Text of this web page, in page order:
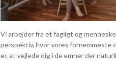
Vi arbejder fra et fagligt og
perspektiv, hvor vores fornemmeste
er, at vejlede dig i de emner der